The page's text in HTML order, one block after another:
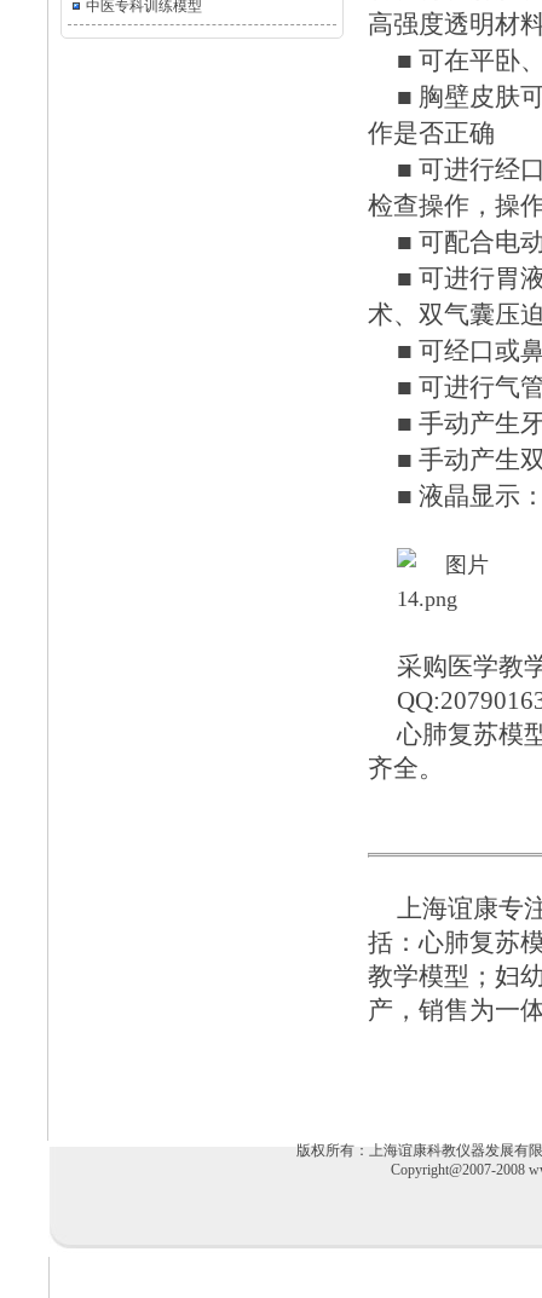
中医专科训练模型
高强度透明材
■ 可在平卧
■ 胸壁皮肤
作是否正确
■ 可进行经
检查操作，操
■ 可配合电
■ 可进行胃
术、双气囊压
■ 可经口或
■ 可进行气
■ 手动产生
■ 手动产生
■ 液晶显示
采购医学教
心肺复苏模
齐全。
上海谊康专
括：心肺复苏
教学模型 ； 妇
产，销售为一
版权所有：上海谊康科教仪器发展有限
Copyright@2007-2008